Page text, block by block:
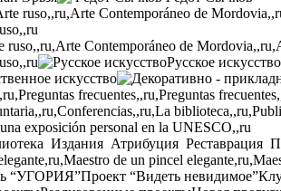
Contemporáneo de
Русское искусство
искусство
frecuentes,,ru,Preguntas
exposición personal en la UNESCO,,ru
Издания Атрибуция Реставрация
de un pincel
“УГОРИЯ”Проект “Видеть невидимое”